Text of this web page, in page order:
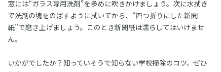
窓には“ガラス専用洗剤”を多めに吹きかけましょう。次に水拭き
で洗剤の塊をのばすように拭いてから、“四つ折りにした新聞
紙”で磨き上げましょう。このとき新聞紙は濡らしてはいけませ
ん。
いかがでしたか？知っていそうで知らない学校掃除のコツ、ぜひ